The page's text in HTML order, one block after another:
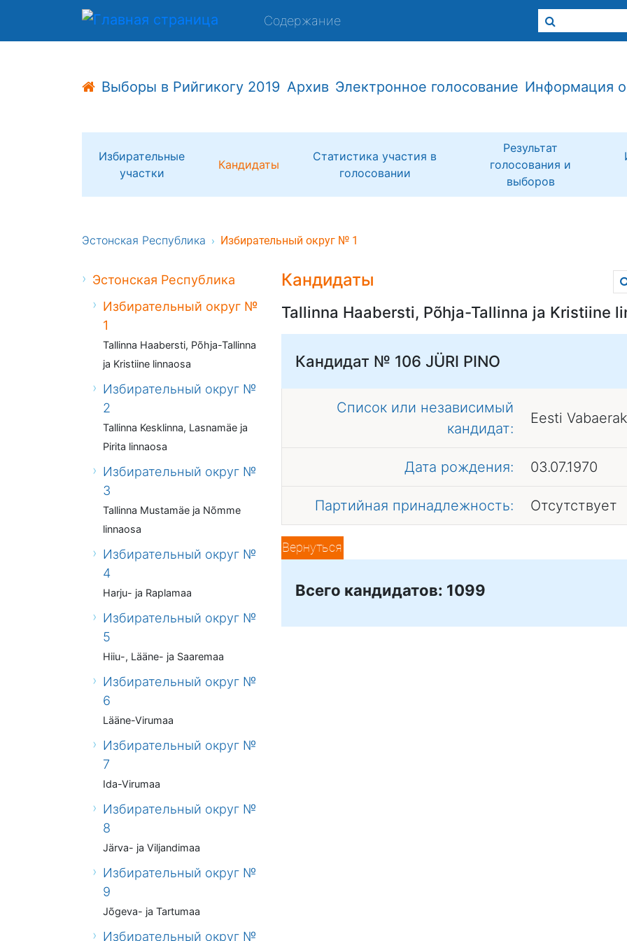
Содержание
Выборы в Рийгикогу 2019 Архив Электронное голосование Информация
Избирательные
участки
Кандидаты
Статистика участия в
голосовании
Результат
голосования и
выборов
Эстонская Республика Избирательный округ № 1
Эстонская Республика
Избирательный округ №
1
Tallinna Haabersti, Põhja-Tallinna
ja Kristiine linnaosa
Избирательный округ №
2
Tallinna Kesklinna, Lasnamäe ja
Pirita linnaosa
Избирательный округ №
3
Tallinna Mustamäe ja Nõmme
linnaosa
Избирательный округ №
4
Harju- ja Raplamaa
Избирательный округ №
5
Hiiu-, Lääne- ja Saaremaa
Избирательный округ №
6
Lääne-Virumaa
Избирательный округ №
7
Ida-Virumaa
Избирательный округ №
8
Järva- ja Viljandimaa
Избирательный округ №
9
Jõgeva- ja Tartumaa
Избирательный округ №
Кандидаты
Tallinna Haabersti, Põhja-Tallinna ja Kristiine
Кандидат № 106 JÜRI PINO
Список или независимый
кандидат:
Eesti
Дата рождения: 03.07.1970
Партийная принадлежность: Отсутствует
Вернуться
Всего кандидатов: 1099